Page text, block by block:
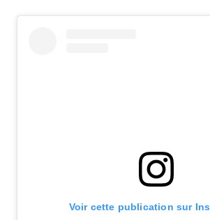
Voir cette publication sur